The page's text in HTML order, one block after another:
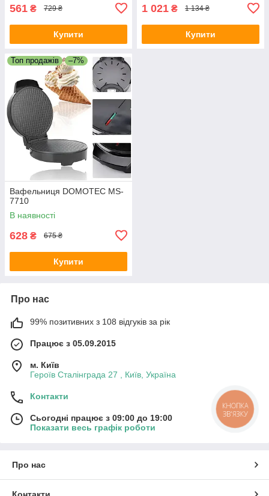
561 ₴ 729 ₴
Купити
1 021 ₴ 1 134 ₴
Купити
Топ продажів –7%
Вафельниця DOMOTEC MS-
7710
В наявності
628 ₴ 675 ₴
Купити
Про нас
99% позитивних з 108 відгуків за рік
Працює з 05.09.2015
м. Київ
Героїв Сталінграда 27 , Київ, Україна
Контакти
Сьогодні працює з 09:00 до 19:00
Показати весь графік роботи
Про нас
Контакти
КНОПКА
ЗВ'ЯЗКУ